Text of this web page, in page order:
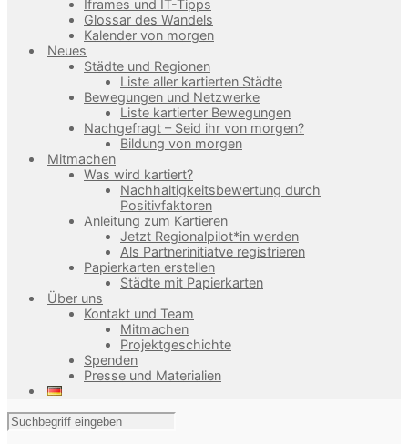
Iframes und IT-Tipps
Glossar des Wandels
Kalender von morgen
Neues
Städte und Regionen
Liste aller kartierten Städte
Bewegungen und Netzwerke
Liste kartierter Bewegungen
Nachgefragt – Seid ihr von morgen?
Bildung von morgen
Mitmachen
Was wird kartiert?
Nachhaltigkeitsbewertung durch
Positivfaktoren
Anleitung zum Kartieren
Jetzt Regionalpilot*in werden
Als Partnerinitiatve registrieren
Papierkarten erstellen
Städte mit Papierkarten
Über uns
Kontakt und Team
Mitmachen
Projektgeschichte
Spenden
Presse und Materialien